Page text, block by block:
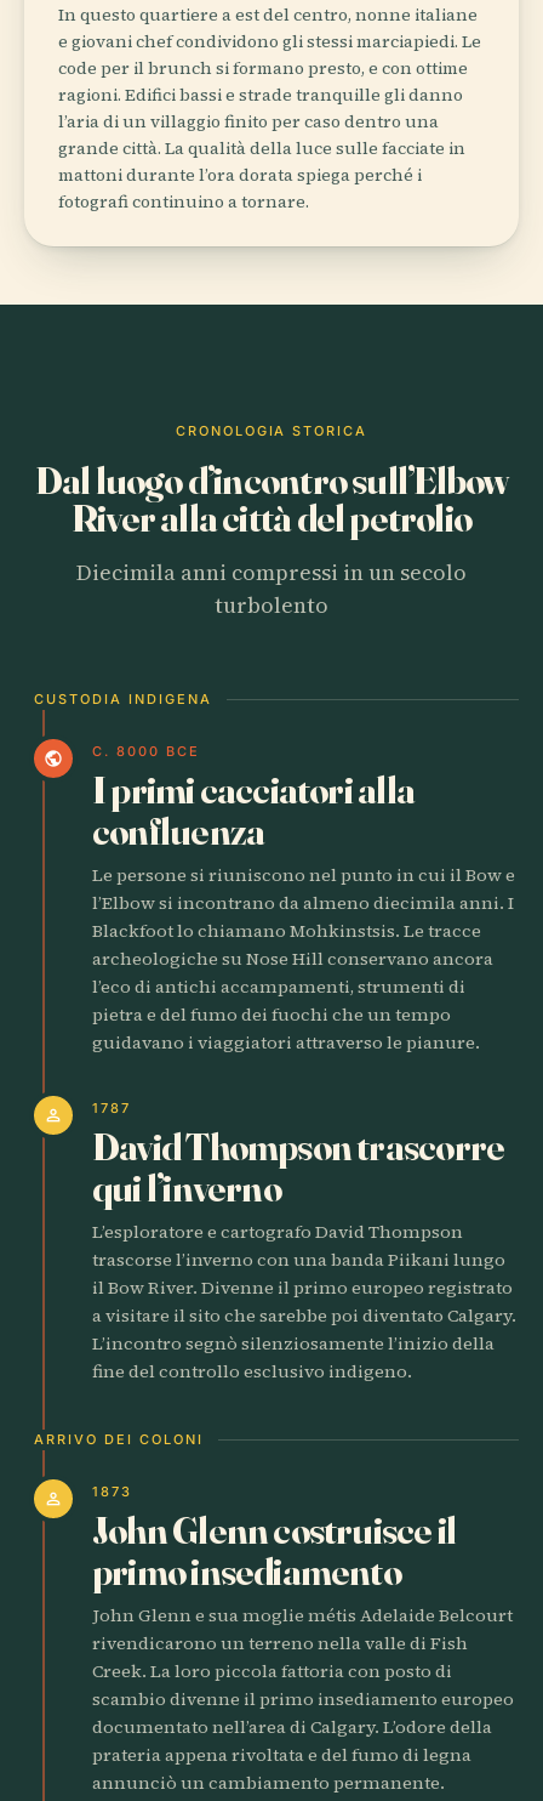
In questo quartiere a est del centro, nonne italiane
e giovani chef condividono gli stessi marciapiedi. Le
code per il brunch si formano presto, e con ottime
ragioni. Edifici bassi e strade tranquille gli danno
l’aria di un villaggio finito per caso dentro una
grande città. La qualità della luce sulle facciate in
mattoni durante l’ora dorata spiega perché i
fotografi continuino a tornare.
CRONOLOGIA STORICA
Dal luogo d’incontro sull’Elbow
River alla città del petrolio
Diecimila anni compressi in un secolo
turbolento
CUSTODIA INDIGENA
public C. 8000 BCE
I primi cacciatori alla
confluenza
Le persone si riuniscono nel punto in cui il Bow e
l’Elbow si incontrano da almeno diecimila anni. I
Blackfoot lo chiamano Mohkinstsis. Le tracce
archeologiche su Nose Hill conservano ancora
l’eco di antichi accampamenti, strumenti di
pietra e del fumo dei fuochi che un tempo
guidavano i viaggiatori attraverso le pianure.
person 1787
David Thompson trascorre
qui l’inverno
L’esploratore e cartografo David Thompson
trascorse l’inverno con una banda Piikani lungo
il Bow River. Divenne il primo europeo registrato
a visitare il sito che sarebbe poi diventato Calgary.
L’incontro segnò silenziosamente l’inizio della
fine del controllo esclusivo indigeno.
ARRIVO DEI COLONI
person 1873
John Glenn costruisce il
primo insediamento
John Glenn e sua moglie métis Adelaide Belcourt
rivendicarono un terreno nella valle di Fish
Creek. La loro piccola fattoria con posto di
scambio divenne il primo insediamento europeo
documentato nell’area di Calgary. L’odore della
prateria appena rivoltata e del fumo di legna
annunciò un cambiamento permanente.